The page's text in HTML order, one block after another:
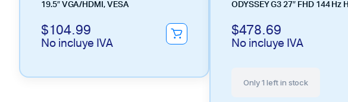
19.5″ VGA/HDMI, VESA
$104.99
No incluye IVA
ODYSSEY G3 27″ FHD 144 Hz
$478.69
No incluye IVA
Only 1 left in stock